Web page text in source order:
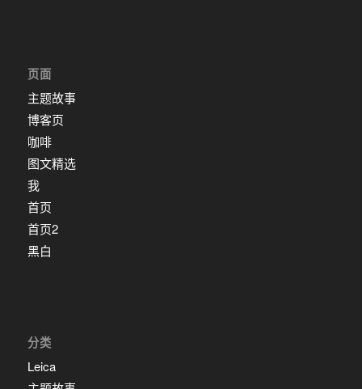
页面
主题故事
博客页
咖啡
图文精选
我
首页
首页2
黑白
分类
Leica